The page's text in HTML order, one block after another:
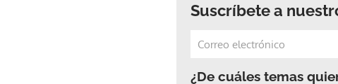
Suscríbete a
¿De cuáles temas